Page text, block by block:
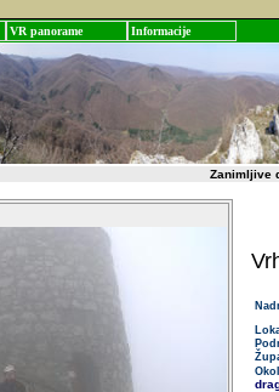
VR panorame Informacije
Zanimljive